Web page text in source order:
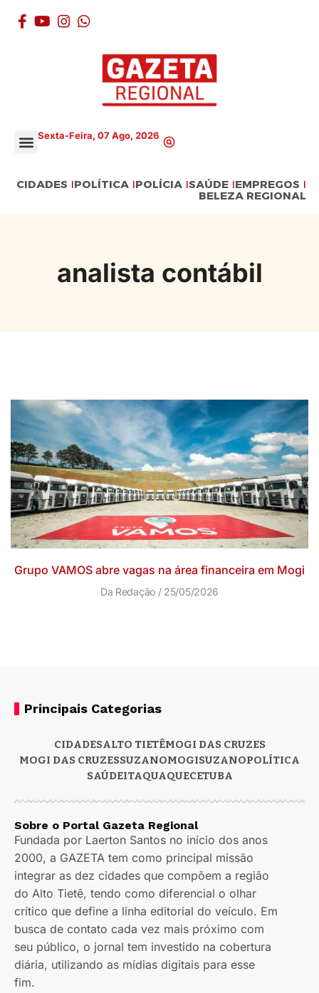
Sexta-Feira, 07 Ago, 2026
CIDADES POLÍTICA POLÍCIA SAÚDE EMPREGOS
BELEZA REGIONAL
analista contábil
Grupo VAMOS abre vagas na área financeira em Mogi
Da Redação 25/05/2026
Principais Categorias
CIDADESALTO TIETÊMOGI DAS CRUZES
MOGI DAS CRUZESSUZANOMOGISUZANOPOLÍTICA
SAÚDEITAQUAQUECETUBA
Sobre o Portal Gazeta Regional
Fundada por Laerton Santos no início dos anos
2000, a GAZETA tem como principal missão
integrar as dez cidades que compõem a região
do Alto Tietê, tendo como diferencial o olhar
crítico que define a linha editorial do veículo. Em
busca de contato cada vez mais próximo com
seu público, o jornal tem investido na cobertura
diária, utilizando as mídias digitais para esse
fim.